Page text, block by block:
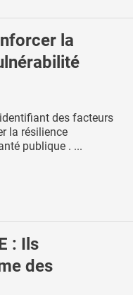
la
des facteurs
la résilience
publique . ...
: Ils
des